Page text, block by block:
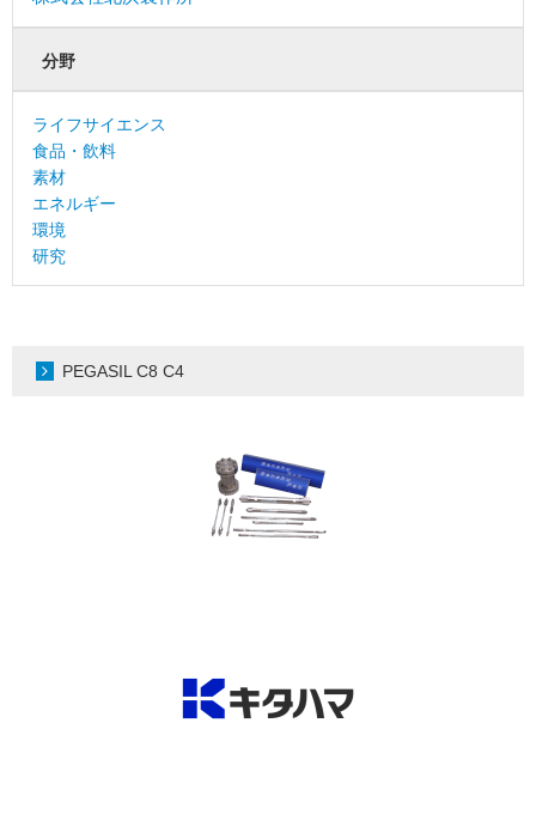
分野
ライフサイエンス
食品・飲料
素材
エネルギー
環境
研究
PEGASIL C8 C4